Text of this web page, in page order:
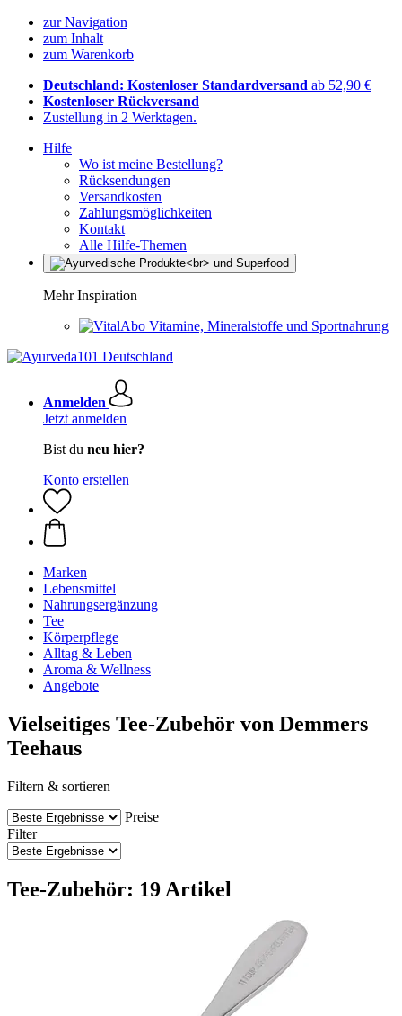
zur Navigation
zum Inhalt
zum Warenkorb
Deutschland: Kostenloser Standardversand ab 52,90 €
Kostenloser Rückversand
Zustellung in 2 Werktagen.
Hilfe
Wo ist meine Bestellung?
Rücksendungen
Versandkosten
Zahlungsmöglichkeiten
Kontakt
Alle Hilfe-Themen
Mehr Inspiration
Vitamine, Mineralstoffe und Sportnahrung
Anmelden
Jetzt anmelden
Bist du neu hier?
Konto erstellen
Marken
Lebensmittel
Nahrungsergänzung
Tee
Körperpflege
Alltag & Leben
Aroma & Wellness
Angebote
Vielseitiges Tee-Zubehör von Demmers
Teehaus
Filtern & sortieren
Preise
Filter
Tee-Zubehör: 19 Artikel